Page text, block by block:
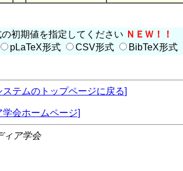
初期値を指定してください ＮＥＷ！！
pLaTeX形式 CSV形式 BibTeX形式
テムのトップページに戻る]
会ホームページ]
ィア学会